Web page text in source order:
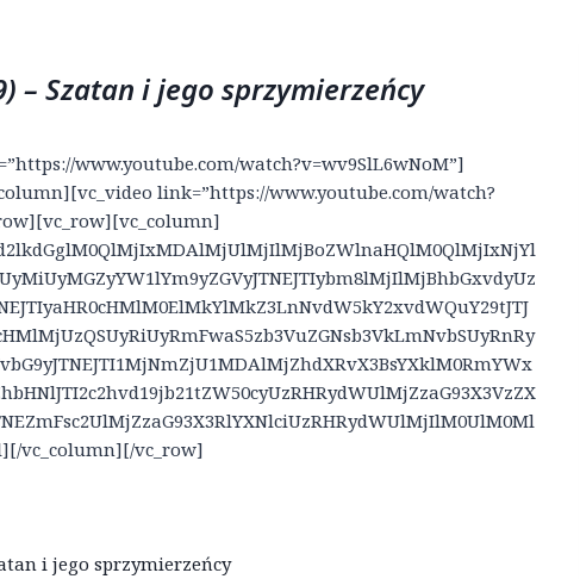
– Szatan i jego sprzymierzeńcy
www.youtube.com/watch?v=wv9SlL6wNoM”]
link=”https://www.youtube.com/watch?
vc_column][/vc_row]
i jego sprzymierzeńcy